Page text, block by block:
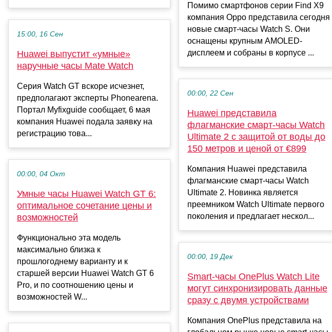
15:00, 16 Сен
Huawei выпустит «умные»
наручные часы Mate Watch
Серия Watch GT вскоре исчезнет,
предполагают эксперты Phonearena.
Портал Myfixguide сообщает, 6 мая
компания Huawei подала заявку на
регистрацию това...
00:00, 04 Окт
Умные часы Huawei Watch GT 6:
оптимальное сочетание цены и
возможностей
Функционально эта модель
максимально близка к
прошлогоднему варианту и к
старшей версии Huawei Watch GT 6
Pro, и по соотношению цены и
возможностей W...
Помимо смартфонов серии Find X9
компания Oppo представила сегодня
новые смарт-часы Watch S. Они
оснащены крупным AMOLED-
дисплеем и собраны в корпусе ...
00:00, 22 Сен
Huawei представила
флагманские смарт-часы Watch
Ultimate 2 с защитой от воды до
150 метров и ценой от €899
Компания Huawei представила
флагманские смарт-часы Watch
Ultimate 2. Новинка является
преемником Watch Ultimate первого
поколения и предлагает нескол...
00:00, 19 Дек
Smart-часы OnePlus Watch Lite
могут синхронизировать данные
сразу с двумя устройствами
Компания OnePlus представила на